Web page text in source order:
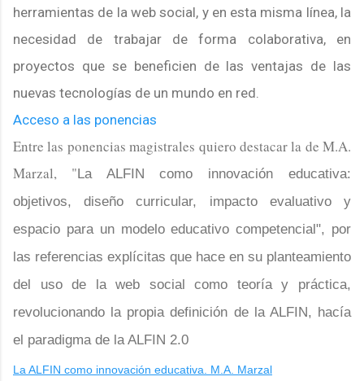
herramientas de la web social, y en esta misma línea, la
necesidad de trabajar de forma colaborativa, en
proyectos que se beneficien de las ventajas de las
nuevas tecnologías de un mundo en red.
Acceso a las ponencias
Entre las ponencias magistrales quiero destacar la de M.A.
Marzal, "La ALFIN como innovación educativa:
objetivos, diseño curricular, impacto evaluativo y
espacio para un modelo educativo competencial", por
las referencias explícitas que hace en su planteamiento
del uso de la web social como teoría y práctica,
revolucionando la propia definición de la ALFIN, hacía
el paradigma de la ALFIN 2.0
La ALFIN como innovación educativa. M.A. Marzal